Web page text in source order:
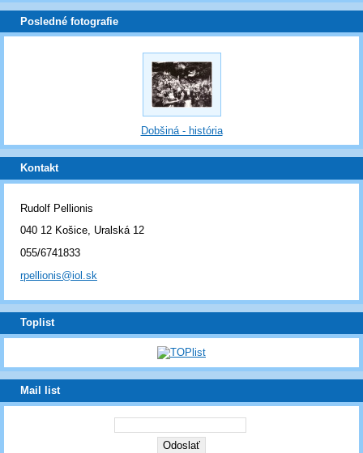
Posledné fotografie
Dobšiná - história
Kontakt
Rudolf Pellionis
040 12 Košice, Uralská 12
055/6741833
rpellionis@iol.sk
Toplist
Mail list